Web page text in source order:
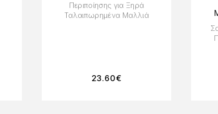
Περιποίησης για Ξηρά
Ταλαιπωρημένα Μαλλιά
23.60€